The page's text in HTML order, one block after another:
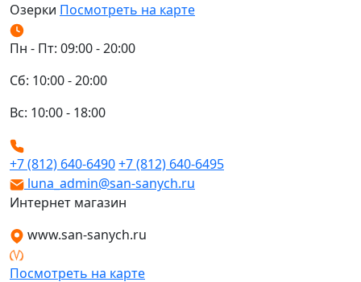
Озерки Посмотреть на карте
Пн - Пт: 09:00 - 20:00
Сб: 10:00 - 20:00
Вс: 10:00 - 18:00
+7 (812) 640-6490+7 (812) 640-6495
luna_admin@san-sanych.ru
Интернет магазин
www.san-sanych.ru
Посмотреть на карте